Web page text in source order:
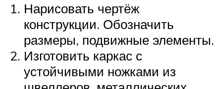
Нарисовать чертёж
конструкции. Обозначить
размеры, подвижные элементы.
Изготовить каркас с
устойчивыми ножками из